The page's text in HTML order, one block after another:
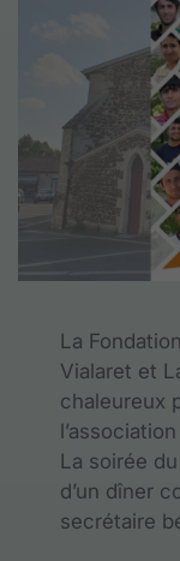
La
Vialaret et
chaleureux
La soirée
d’un dîner
secrétaire